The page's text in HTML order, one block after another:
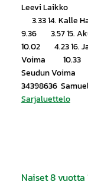
Leevi Laikko
3.33 14.
9.36 3.57
10.02 4.23 16.
Voima 10.33
Seudun Voima
34398636
Sarjaluettelo
Naiset 8 vuotta